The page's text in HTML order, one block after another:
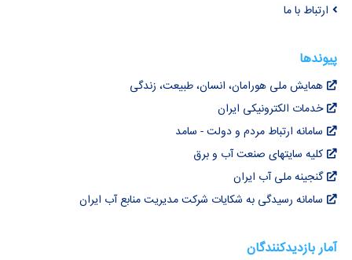
ارتباط با ما
پیوندها
همایش ملی هورامان، انسان، طبیعت، زندگی
خدمات الکترونیکی ایران
سامانه ارتباط مردم و دولت - سامد
کلیه سایتهای صنعت آب و برق
گنجینه ملی آب ایران
سامانه رسیدگی به شکایات شرکت مدیریت منابع آب ایران
آمار بازدیدکنندگان